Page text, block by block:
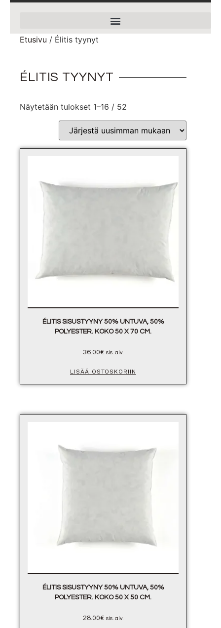
Etusivu / Élitis tyynyt
ÉLITIS TYYNYT
Näytetään tulokset 1–16 / 52
ÉLITIS SISUSTYYNY 50% UNTUVA, 50%
POLYESTER. KOKO 50 X 70 CM.
36.00€ sis. alv.
LISÄÄ OSTOSKORIIN
ÉLITIS SISUSTYYNY 50% UNTUVA, 50%
POLYESTER. KOKO 50 X 50 CM.
28.00€ sis. alv.